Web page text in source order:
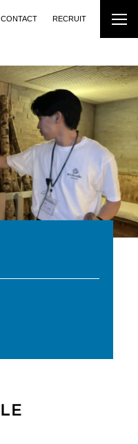
CONTACT RECRUIT